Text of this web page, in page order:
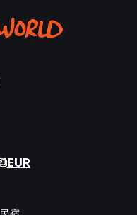
EUR